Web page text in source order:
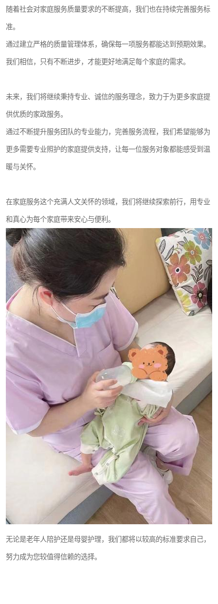
随着社会对家庭服务质量要求的不断提高，我们也在持续完善服务标
准。
通过建立严格的质量管理体系，确保每一项服务都能达到预期效果。
我们相信，只有不断进步，才能更好地满足每个家庭的需求。
未来，我们将继续秉持专业、诚信的服务理念，致力于为更多家庭提
供优质的家政服务。
通过不断提升服务团队的专业能力，完善服务流程，我们希望能够为
更多需要专业照护的家庭提供支持，让每一位服务对象都能感受到温
暖与关怀。
在家庭服务这个充满人文关怀的领域，我们将继续探索前行，用专业
和真心为每个家庭带来安心与便利。
无论是老年人陪护还是母婴护理，我们都将以较高的标准要求自己，
努力成为您较值得信赖的选择。